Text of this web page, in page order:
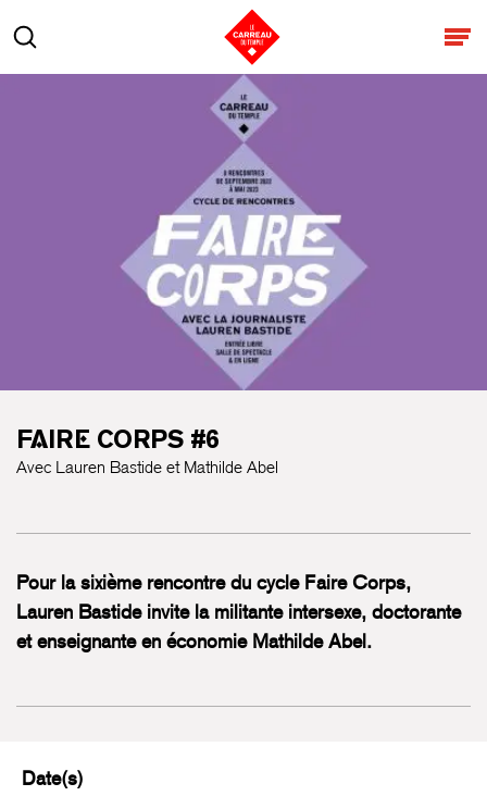
Rechercher
FAIRE CORPS #6
Avec Lauren Bastide et Mathilde Abel
Pour la sixième rencontre du cycle Faire Corps,
Lauren Bastide invite la militante intersexe, doctorante
et enseignante en économie Mathilde Abel.
Date(s)